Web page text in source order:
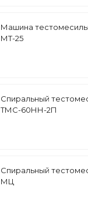
Машина
МТ-25
Спиральный
ТМС-60НН-2П
Спиральный
МЦ